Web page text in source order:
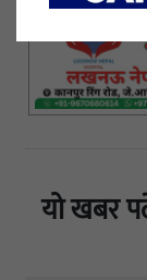
यो खबर